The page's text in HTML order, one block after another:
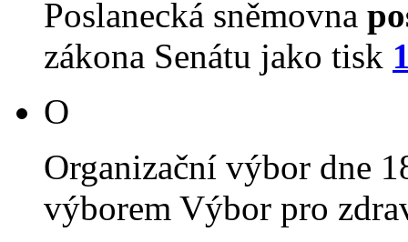
Poslanecká sněmovna
zákona Senátu jako tisk
O
Organizační výbor dne
výborem Výbor pro